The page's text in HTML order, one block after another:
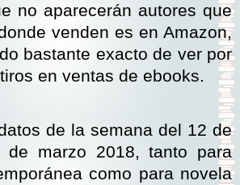
no aparecerán autores que
venden es en Amazon,
bastante exacto de ver por
en ventas de ebooks.
de la semana del 12 de
de marzo 2018, tanto para
como para novela